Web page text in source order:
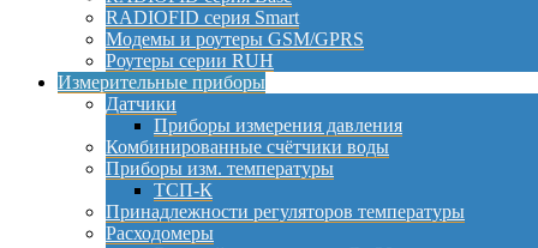
RADIOFID серия Smart
Модемы и роутеры GSM/GPRS
Роутеры серии RUH
Измерительные приборы
Датчики
Приборы измерения давления
Комбинированные счётчики воды
Приборы изм. температуры
ТСП-К
Принадлежности регуляторов температуры
Расходомеры